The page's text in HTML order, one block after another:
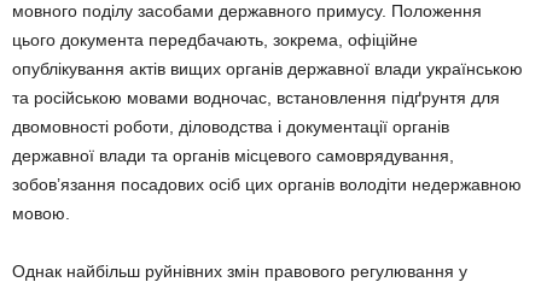
мовного поділу засобами державного примусу. Положення
цього документа передбачають, зокрема, офіційне
опублікування актів вищих органів державної влади українською
та російською мовами водночас, встановлення підґрунтя для
двомовності роботи, діловодства і документації органів
державної влади та органів місцевого самоврядування,
зобов’язання посадових осіб цих органів володіти недержавною
мовою.
Однак найбільш руйнівних змін правового регулювання у